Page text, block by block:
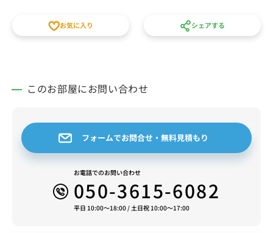
お気に入り シェアする
このお部屋にお問い合わせ
フォームでお問合せ・無料見積もり
お電話でのお問い合わせ
050-3615-6082
平日 10:00～18:00 / 土日祝 10:00～17:00